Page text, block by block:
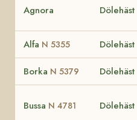
Agnora Dölehäst
Alfa N 5355 Dölehäst
Borka N 5379 Dölehäst
Bussa N 4781 Dölehäst